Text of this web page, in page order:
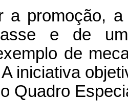
a promoção,
e de
de
iniciativa
Quadro